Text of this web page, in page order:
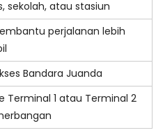
sekolah, atau stasiun
perjalanan lebih
Bandara Juanda
Terminal 1 atau Terminal 2